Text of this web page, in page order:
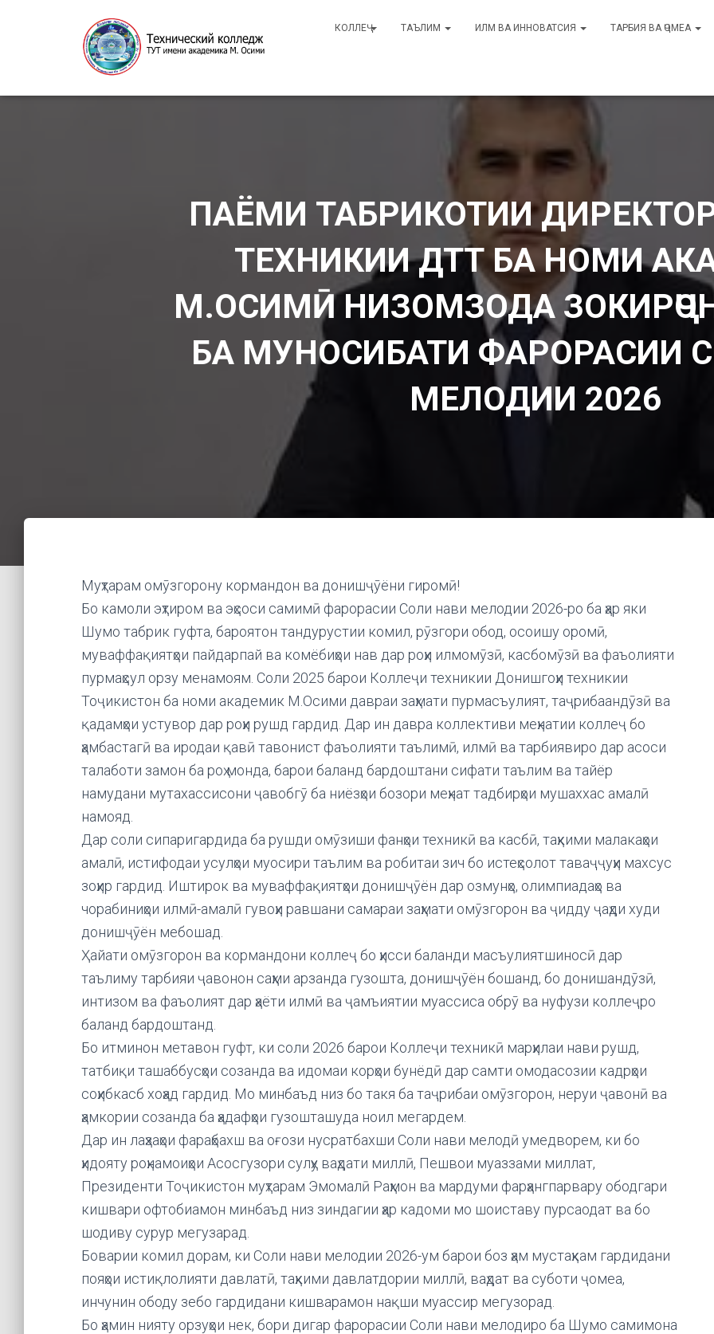
КОЛЛЕҶ ТАЪЛИМ ИЛМ ВА ИННОВАТСИЯ ТАРБИЯ ВА ҶОМЕА
ПАЁМИ ТАБРИКОТИИ
ТЕХНИКИИ ДТТ БА НОМИ
М.ОСИМӢ НИЗОМЗОДА
БА МУНОСИБАТИ ФАРОРАСИИ
МЕЛОДИИ 2026
Муҳтарам омӯзгорону кормандон ва донишҷӯёни гиромӣ!
Бо камоли эҳтиром ва эҳсоси самимӣ фарорасии Соли нави мелодии 2026-ро ба ҳар яки
Шумо табрик гуфта, бароятон тандурустии комил, рӯзгори обод, осоишу оромӣ,
муваффақиятҳои пайдарпай ва комёбиҳои нав дар роҳи илмомӯзӣ, касбомӯзӣ ва фаъолияти
пурмаҳсул орзу менамоям. Соли 2025 барои Коллеҷи техникии Донишгоҳи техникии
Тоҷикистон ба номи академик М.Осими давраи заҳмати пурмасъулият, таҷрибаандӯзӣ ва
қадамҳои устувор дар роҳи рушд гардид. Дар ин давра коллективи меҳнатии коллеҷ бо
ҳамбастагӣ ва иродаи қавӣ тавонист фаъолияти таълимӣ, илмӣ ва тарбиявиро дар асоси
талаботи замон ба роҳ монда, барои баланд бардоштани сифати таълим ва тайёр
намудани мутахассисони ҷавобгӯ ба ниёзҳои бозори меҳнат тадбирҳои мушаххас амалӣ
намояд.
Дар соли сипаригардида ба рушди омӯзиши фанҳои техникӣ ва касбӣ, таҳкими малакаҳои
амалӣ, истифодаи усулҳои муосири таълим ва робитаи зич бо истеҳсолот таваҷҷуҳи махсус
зоҳир гардид. Иштирок ва муваффақиятҳои донишҷӯён дар озмунҳо, олимпиадаҳо ва
чорабиниҳои илмӣ-амалӣ гувоҳи равшани самараи заҳмати омӯзгорон ва ҷидду ҷаҳди худи
донишҷӯён мебошад.
Ҳайати омӯзгорон ва кормандони коллеҷ бо ҳисси баланди масъулиятшиносӣ дар
таълиму тарбияи ҷавонон саҳми арзанда гузошта, донишҷӯён бошанд, бо донишандӯзӣ,
интизом ва фаъолият дар ҳаёти илмӣ ва ҷамъиятии муассиса обрӯ ва нуфузи коллеҷро
баланд бардоштанд.
Бо итминон метавон гуфт, ки соли 2026 барои Коллеҷи техникӣ марҳилаи нави рушд,
татбиқи ташаббусҳои созанда ва идомаи корҳои бунёдӣ дар самти омодасозии кадрҳои
соҳибкасб хоҳад гардид. Мо минбаъд низ бо такя ба таҷрибаи омӯзгорон, неруи ҷавонӣ ва
ҳамкории созанда ба ҳадафҳои гузошташуда ноил мегардем.
Дар ин лаҳзаҳои фараҳбахш ва оғози нусратбахши Соли нави мелодӣ умедворем, ки бо
ҳидояту роҳнамоиҳои Асосгузори сулҳу ваҳдати миллӣ, Пешвои муаззами миллат,
Президенти Тоҷикистон муҳтарам Эмомалӣ Раҳмон ва мардуми фарҳангпарвару ободгари
кишвари офтобиамон минбаъд низ зиндагии ҳар кадоми мо шоиставу пурсаодат ва бо
шодиву сурур мегузарад.
Боварии комил дорам, ки Соли нави мелодии 2026-ум барои боз ҳам мустаҳкам гардидани
пояҳои истиқлолияти давлатӣ, таҳкими давлатдории миллӣ, ваҳдат ва суботи ҷомеа,
инчунин ободу зебо гардидани кишварамон нақши муассир мегузорад.
Бо ҳамин нияту орзуҳои нек, бори дигар фарорасии Соли нави мелодиро ба Шумо самимона